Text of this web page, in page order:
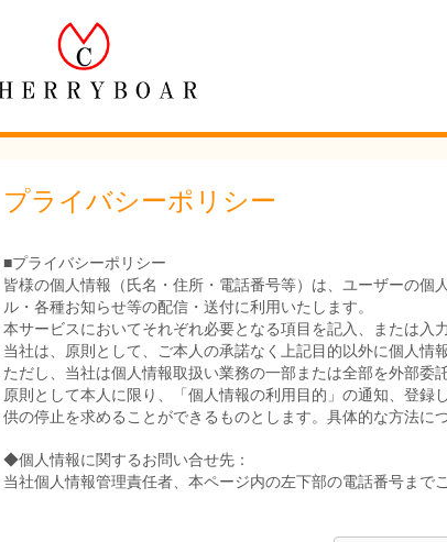
プライバシーポリシー
■プライバシーポリシー
皆様の個人情報（氏名・住所・電話番号等）は、ユーザーの
ル・各種お知らせ等の配信・送付に利用いたします。
本サービスにおいてそれぞれ必要となる項目を記入、または
当社は、原則として、ご本人の承諾なく上記目的以外に個人情
ただし、当社は個人情報取扱い業務の一部または全部を外部委
原則として本人に限り、「個人情報の利用目的」の通知、登
供の停止を求めることができるものとします。具体的な方法
◆個人情報に関するお問い合せ先：
当社個人情報管理責任者、本ページ内の左下部の電話番号まで